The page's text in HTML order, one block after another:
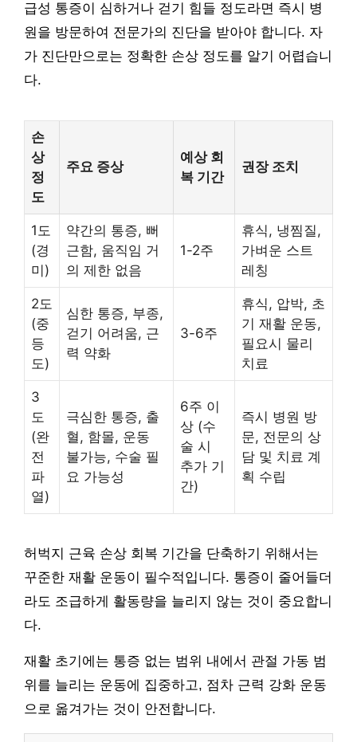
급성 통증이 심하거나 걷기 힘들 정도라면 즉시 병
원을 방문하여 전문가의 진단을 받아야 합니다. 자
가 진단만으로는 정확한 손상 정도를 알기 어렵습니
다.
손
상
정
도
주요 증상
예상 회
복 기간
권장 조치
1도
(경
미)
약간의 통증, 뻐
근함, 움직임 거
의 제한 없음
1-2주
휴식, 냉찜질,
가벼운 스트
레칭
2도
(중
등
도)
심한 통증, 부종,
걷기 어려움, 근
력 약화
3-6주
휴식, 압박, 초
기 재활 운동,
필요시 물리
치료
3
도
(완
전
파
열)
극심한 통증, 출
혈, 함몰, 운동
불가능, 수술 필
요 가능성
6주 이
상 (수
술 시
추가 기
간)
즉시 병원 방
문, 전문의 상
담 및 치료 계
획 수립
허벅지 근육 손상 회복 기간을 단축하기 위해서는
꾸준한 재활 운동이 필수적입니다. 통증이 줄어들더
라도 조급하게 활동량을 늘리지 않는 것이 중요합니
다.
재활 초기에는 통증 없는 범위 내에서 관절 가동 범
위를 늘리는 운동에 집중하고, 점차 근력 강화 운동
으로 옮겨가는 것이 안전합니다.